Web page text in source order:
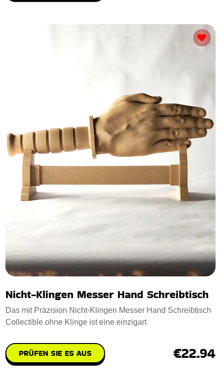
Nicht-Klingen Messer Hand Schreibtisch
Das mit Präzision Nicht-Klingen Messer Hand Schreibtisch
Collectible ohne Klinge ist eine einzigart
PRÜFEN SIE ES AUS €22.94